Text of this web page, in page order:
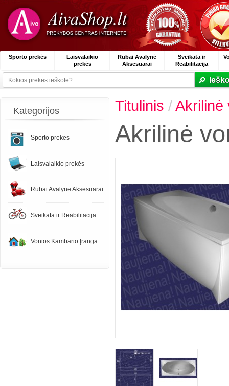
Sporto prekės
Laisvalaikio
prekės
Rūbai Avalynė
Aksesuarai
Sveikata ir
Reabilitacija
Kategorijos
Sporto prekės
Laisvalaikio prekės
Rūbai Avalynė Aksesuarai
Sveikata ir Reabilitacija
Vonios Kambario Įranga
Titulinis /Akrilinė
Akrilinė